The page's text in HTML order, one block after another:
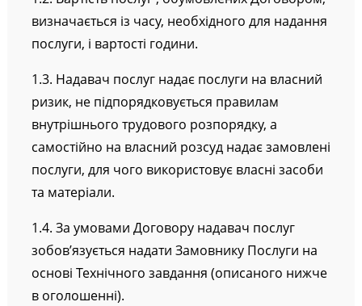
визначається із часу, необхідного для надання
послуги, і вартості години.
1.3. Надавач послуг надає послуги на власний
ризик, не підпорядковується правилам
внутрішнього трудового розпорядку, а
самостійно на власний розсуд надає замовлені
послуги, для чого використовує власні засоби
та матеріали.
1.4. За умовами Договору надавач послуг
зобов’язується надати Замовнику Послуги на
основі Технічного завдання (описаного нижче
в оголошенні).